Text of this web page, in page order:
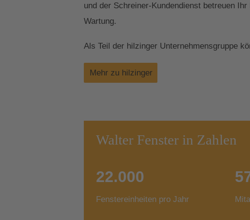
und der Schreiner-Kundendienst betreuen
Wartung.
Als Teil der hilzinger Unternehmensgruppe
Mehr zu hilzinger
Walter Fenster in Zahlen
22.000
Fenstereinheiten pro Jahr